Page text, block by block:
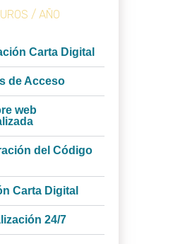
/ AÑO
Carta Digital
de Acceso
web
del Código
Carta Digital
24/7